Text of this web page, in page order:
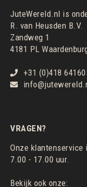
JuteWereld.nl is
R. van Heusden B.V.
Zandweg 1
4181 PL
+31 (0)418
VRAGEN?
Onze klantenservice
7.00 - 17.00 uur.
Bekijk ook onze: